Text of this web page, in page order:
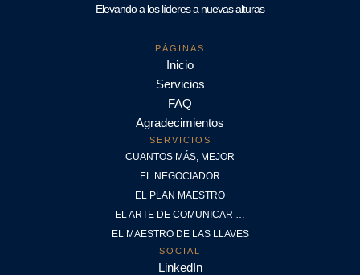
Elevando a los líderes a nuevas alturas
PÁGINAS
Inicio
Servicios
FAQ
Agradecimientos
SERVICIOS
CUANTOS MÁS, MEJOR
EL NEGOCIADOR
EL PLAN MAESTRO
EL ARTE DE COMUNICAR …
EL MAESTRO DE LAS LLAVES
SOCIAL
LinkedIn